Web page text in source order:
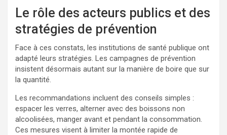
Le rôle des acteurs publics et des
stratégies de prévention
Face à ces constats, les institutions de santé publique ont
adapté leurs stratégies. Les campagnes de prévention
insistent désormais autant sur la manière de boire que sur
la quantité.
Les recommandations incluent des conseils simples :
espacer les verres, alterner avec des boissons non
alcoolisées, manger avant et pendant la consommation.
Ces mesures visent à limiter la montée rapide de